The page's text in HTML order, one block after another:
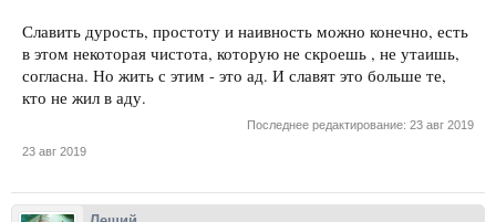
Славить дурость, простоту и наивность можно конечно, есть
в этом некоторая чистота, которую не скроешь , не утаишь,
согласна. Но жить с этим - это ад. И славят это больше те,
кто не жил в аду.
Последнее редактирование: 23 авг 2019
23 авг 2019